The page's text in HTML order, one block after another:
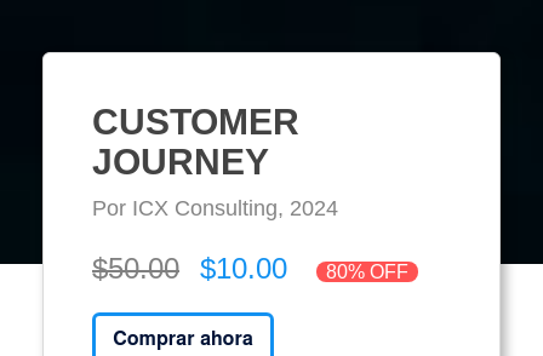
CUSTOMER
JOURNEY
Por ICX Consulting, 2024
$50.00 $10.00 80% OFF